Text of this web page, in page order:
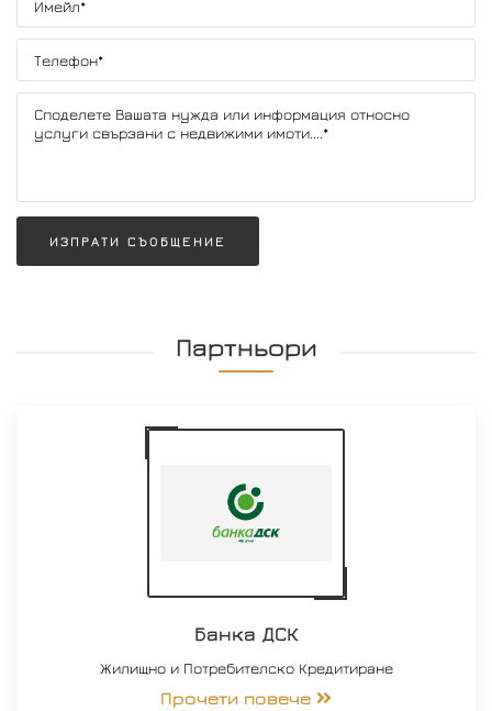
ИЗПРАТИ СЪОБЩЕНИЕ
Партньори
Банка ДСК
Жилищно и Потребителско Кредитиране
Прочети повече